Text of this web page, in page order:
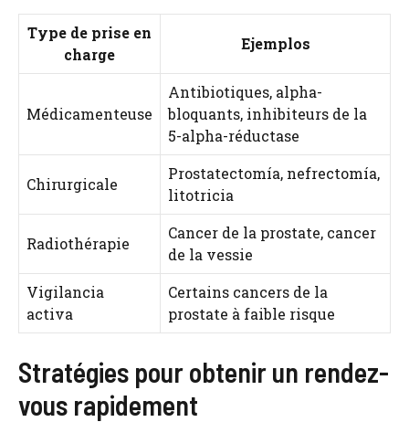
Type de prise en
charge
Ejemplos
Médicamenteuse
Antibiotiques, alpha-
bloquants, inhibiteurs de la
5-alpha-réductase
Chirurgicale
Prostatectomía, nefrectomía,
litotricia
Radiothérapie
Cancer de la prostate, cancer
de la vessie
Vigilancia
activa
Certains cancers de la
prostate à faible risque
Stratégies pour obtenir un rendez-
vous rapidement